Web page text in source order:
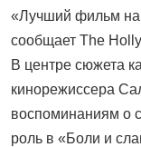
«Лучший фильм на
сообщает The
В центре сюжета
кинорежиссера
воспоминаниям о
роль в «Боли и